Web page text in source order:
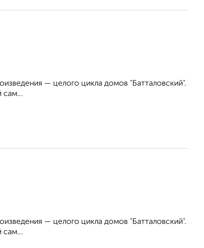
— целого цикла домов "Батталовский".
сам...
— целого цикла домов "Батталовский".
сам...